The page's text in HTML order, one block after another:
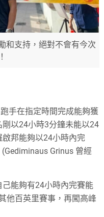
和支持，絕對不會有今次
手在指定時間完成能夠獲
以24小時3分鐘未能以24
邦能夠以24小時內完
Grinus 曾經
能夠有24小時內完賽能
他百英里賽事，再闖高峰